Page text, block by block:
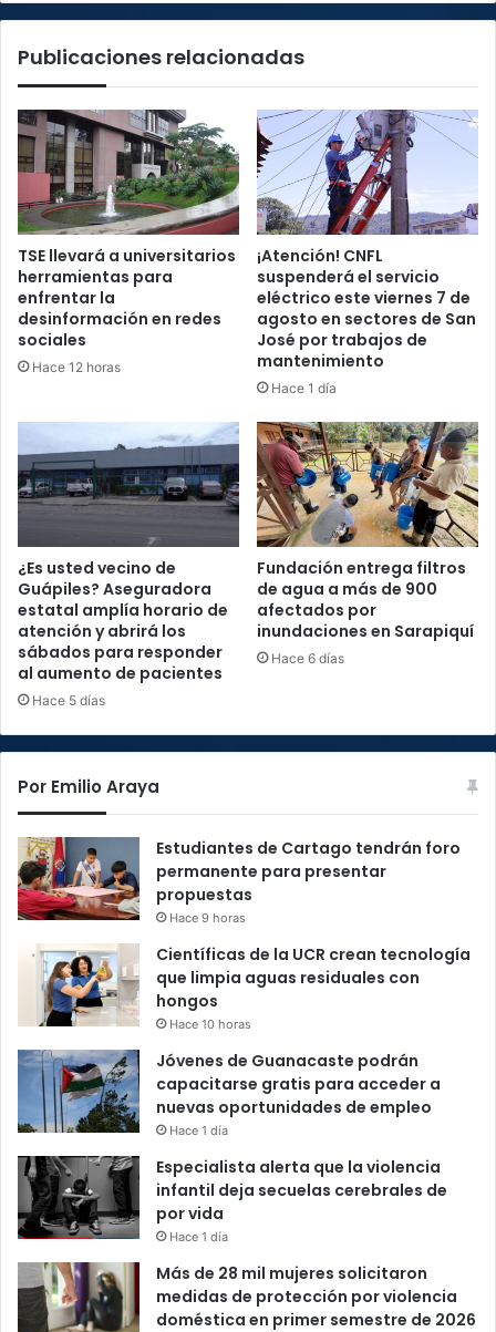
Publicaciones relacionadas
TSE llevará a universitarios
herramientas para
enfrentar la
desinformación en redes
sociales
Hace 12 horas
¡Atención! CNFL
suspenderá el servicio
eléctrico este viernes 7 de
agosto en sectores de San
José por trabajos de
mantenimiento
Hace 1 día
¿Es usted vecino de
Guápiles? Aseguradora
estatal amplía horario de
atención y abrirá los
sábados para responder
al aumento de pacientes
Hace 5 días
Fundación entrega filtros
de agua a más de 900
afectados por
inundaciones en Sarapiquí
Hace 6 días
Por Emilio Araya
Estudiantes de Cartago tendrán foro
permanente para presentar
propuestas
Hace 9 horas
Científicas de la UCR crean tecnología
que limpia aguas residuales con
hongos
Hace 10 horas
Jóvenes de Guanacaste podrán
capacitarse gratis para acceder a
nuevas oportunidades de empleo
Hace 1 día
Especialista alerta que la violencia
infantil deja secuelas cerebrales de
por vida
Hace 1 día
Más de 28 mil mujeres solicitaron
medidas de protección por violencia
doméstica en primer semestre de 2026